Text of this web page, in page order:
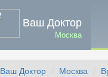
Ваш Доктор
Москва
Ваш Доктор Москва